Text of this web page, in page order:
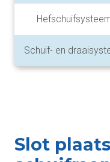
Schuif- en
Slot